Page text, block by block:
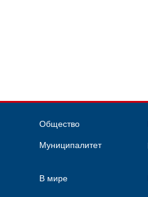
Общество
Муниципалитет
В мире